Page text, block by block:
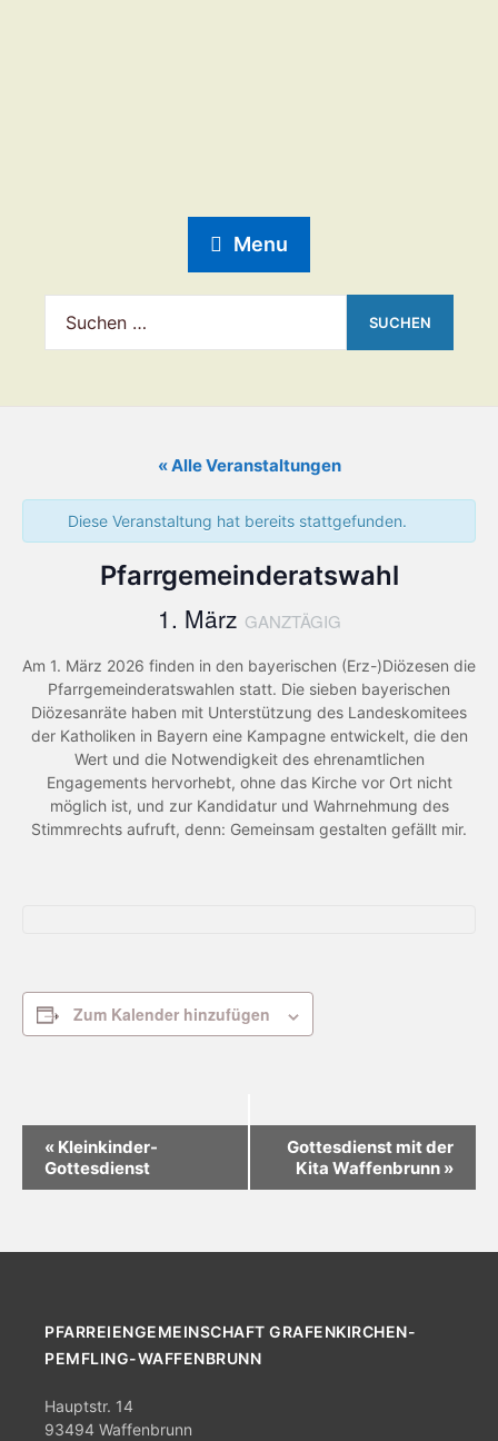
Menu
« Alle Veranstaltungen
Diese Veranstaltung hat bereits stattgefunden.
Pfarrgemeinderatswahl
1. März GANZTÄGIG
Am 1. März 2026 finden in den bayerischen (Erz-)Diözesen die
Pfarrgemeinderatswahlen statt. Die sieben bayerischen
Diözesanräte haben mit Unterstützung des Landeskomitees
der Katholiken in Bayern eine Kampagne entwickelt, die den
Wert und die Notwendigkeit des ehrenamtlichen
Engagements hervorhebt, ohne das Kirche vor Ort nicht
möglich ist, und zur Kandidatur und Wahrnehmung des
Stimmrechts aufruft, denn: Gemeinsam gestalten gefällt mir.
Zum Kalender hinzufügen
a
« Kleinkinder-
Gottesdienst
Gottesdienst mit der
Kita Waffenbrunn »
PFARREIENGEMEINSCHAFT GRAFENKIRCHEN-
PEMFLING-WAFFENBRUNN
Hauptstr. 14
93494 Waffenbrunn